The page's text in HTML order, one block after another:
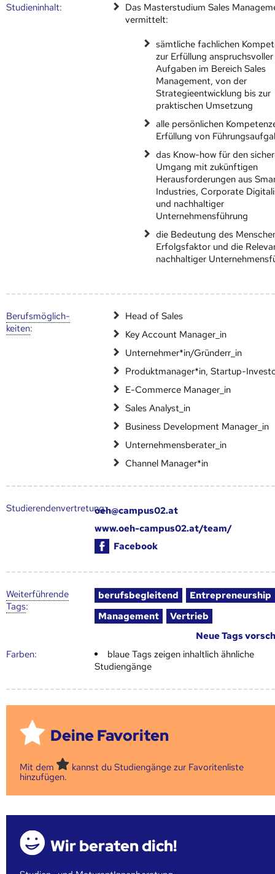
Studien­inhalt:
Das Masterstudium Sales
vermittelt:
sämtliche fachlichen
zur Erfüllung anspruchsvoller
Aufgaben im Bereich Sales
Management, von der
Strategieentwicklung bis zur
praktischen Umsetzung
alle persönlichen
Erfüllung von
das Know-how für den
Umgang mit zukünftigen
Herausforderungen aus
Industries, Corporate
und nachhaltiger
Unternehmensführung
die Bedeutung des
Erfolgsfaktor und die
nachhaltiger
Berufs­möglich­
keiten:
Head of Sales
Key Account Manager_in
Unternehmer*in/Gründerr_in
Produktmanager*in, Startup-
E-Commerce Manager_in
Sales Analyst_in
Business Development Manager_in
Unternehmensberater_in
Channel Manager*in
Studierendenvertretung:oeh@campus02.at
www.oeh-campus02.at/team/
Facebook
Weiter­führende
Tags:
berufsbegleitend
Entrepreneurship
Management
Vertrieb
Neue Tags
Farben:
blaue Tags zeigen inhaltlich ähnliche
Studiengänge
Deine Favoriten
Mit dem
kannst du Studiengänge zur Favoritenliste
hinzufügen.
Wir beraten dich!